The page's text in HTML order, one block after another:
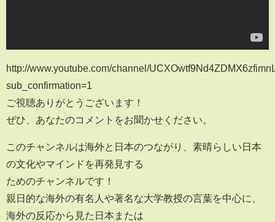
http://www.youtube.com/channel/
sub_confirmation=1
ご視聴ありがとうございます！
ぜひ、あなたのコメントをお聞かせください。
このチャンネルは海外と日本のつながり、素晴らしい日本
の文化やマインドを再発見する
ためのチャンネルです！
親日的な海外の有名人や著名な大学教授の言葉を中心に、
海外の反応から見た日本または